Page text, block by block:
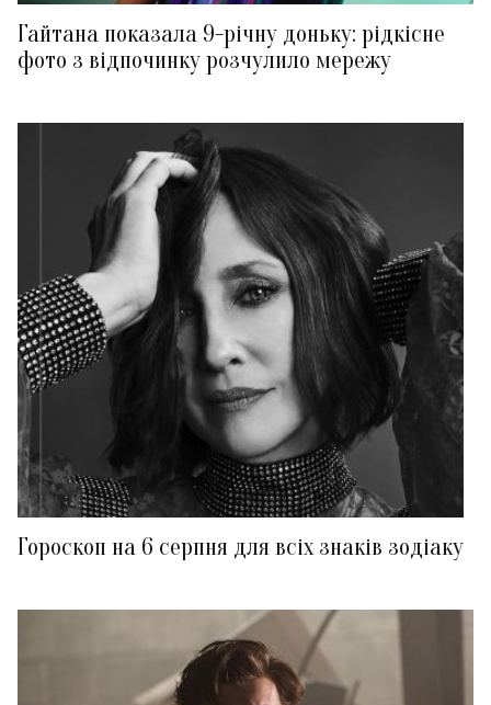
Гайтана показала 9-річну доньку: рідкісне
фото з відпочинку розчулило мережу
Гороскоп на 6 серпня для всіх знаків зодіаку